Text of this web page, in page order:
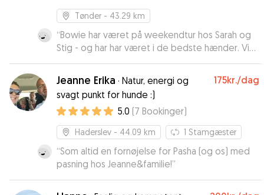
Tønder - 43.29 km
“Bowie har været på weekendtur hos Sarah og
Stig - og har har været i de bedste hænder. Vi
var 100% trygge ved at aflevere ham og var
glade for fotos og opdateringer. Meget
omsorgsfuld og kompetent hundepasser, som
fortjener de allerbedste anbefalinger. Vi håber
vores meget forkælede hund må komme igen
😊”
Jeanne Erika · Natur, energi og
svagt punkt for hunde :)
175kr./dag
5.0 (7 Bookinger)
Haderslev - 44.09 km 1 Stamgæster
“Som altid en fornøjelse for Pasha (og os) med
pasning hos Jeanne&familie!”